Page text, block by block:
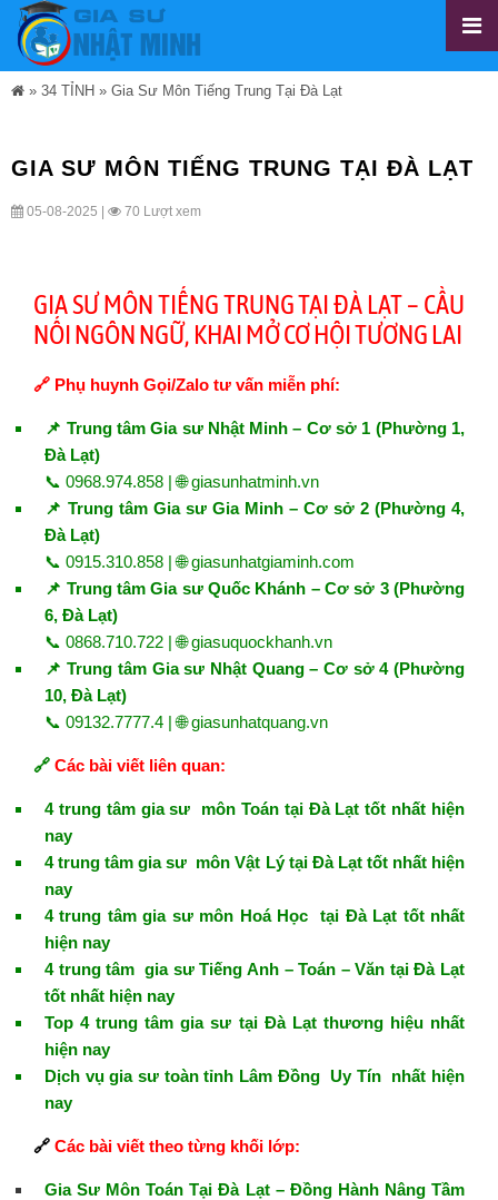
» 34 TỈNH » Gia Sư Môn Tiếng Trung Tại Đà Lạt
GIA SƯ MÔN TIẾNG TRUNG TẠI ĐÀ LẠT
05-08-2025 | 70 Lượt xem
GIA SƯ MÔN TIẾNG TRUNG TẠI ĐÀ LẠT – CẦU
NỐI NGÔN NGỮ, KHAI MỞ CƠ HỘI TƯƠNG LAI
🔗 Phụ huynh Gọi/Zalo tư vấn miễn phí:
📌 Trung tâm Gia sư Nhật Minh – Cơ sở 1 (Phường 1,
Đà Lạt)
📞 0968.974.858 | 🌐giasunhatminh.vn
📌 Trung tâm Gia sư Gia Minh – Cơ sở 2 (Phường 4,
Đà Lạt)
📞 0915.310.858 | 🌐giasunhatgiaminh.com
📌 Trung tâm Gia sư Quốc Khánh – Cơ sở 3 (Phường
6, Đà Lạt)
📞 0868.710.722 | 🌐giasuquockhanh.vn
📌 Trung tâm Gia sư Nhật Quang – Cơ sở 4 (Phường
10, Đà Lạt)
📞 09132.7777.4 | 🌐giasunhatquang.vn
🔗 Các bài viết liên quan:
4 trung tâm gia sư môn Toán tại Đà Lạt tốt nhất hiện
nay
4 trung tâm gia sư môn Vật Lý tại Đà Lạt tốt nhất hiện
nay
4 trung tâm gia sư môn Hoá Học tại Đà Lạt tốt nhất
hiện nay
4 trung tâm gia sư Tiếng Anh – Toán – Văn tại Đà Lạt
tốt nhất hiện nay
Top 4 trung tâm gia sư tại Đà Lạt thương hiệu nhất
hiện nay
Dịch vụ gia sư toàn tỉnh Lâm Đồng Uy Tín nhất hiện
nay
🔗 Các bài viết theo từng khối lớp:
Gia Sư Môn Toán Tại Đà Lạt – Đồng Hành Nâng Tầm